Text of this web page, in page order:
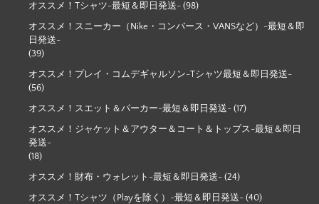
オススメ！Tシャツ-最短＆即日発送- (98)
オススメ！スニーカー（Nike・コンバース・VANSなど）-最短＆即
日発送-
(39)
オススメ！プレイ・コムデギャルソン-Tシャツ最短＆即日発送-
(56)
オススメ！スエット＆パーカー-最短＆即日発送- (17)
オススメ！ジャケット＆アウター＆コート＆トップス-最短＆即日
発送-
(18)
オススメ！財布・ウォレット-最短＆即日発送- (24)
オススメ！Tシャツ（Playを除く）-最短＆即日発送- (40)